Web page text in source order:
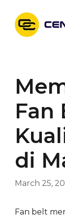
content
Fan
di
March 25,
Fan belt